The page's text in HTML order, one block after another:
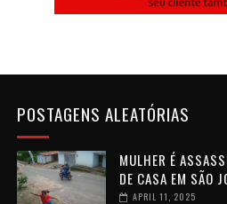
POSTAGENS ALEATÓRIAS
MULHER É
DE CASA EM SÃO
APRIL 11, 2025